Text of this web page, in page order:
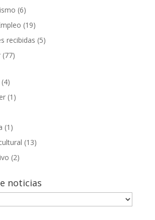
(6)
(19)
recibidas (5)
(77)
(4)
(1)
(1)
(13)
(2)
noticias